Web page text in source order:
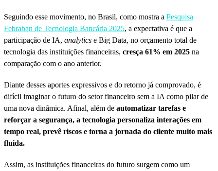
Seguindo esse movimento, no Brasil, como mostra a Pesquisa
Febraban de Tecnologia Bancária 2025, a expectativa é que a
participação de IA, analytics e Big Data, no orçamento total de
tecnologia das instituições financeiras, cresça 61% em 2025 na
comparação com o ano anterior.
Diante desses aportes expressivos e do retorno já comprovado, é
difícil imaginar o futuro do setor financeiro sem a IA como pilar de
uma nova dinâmica. Afinal, além de automatizar tarefas e
reforçar a segurança, a tecnologia personaliza interações em
tempo real, prevê riscos e torna a jornada do cliente muito mais
fluida.
Assim, as instituições financeiras do futuro surgem como um